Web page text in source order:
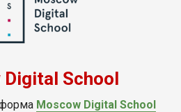
Digital School
Moscow Digital School